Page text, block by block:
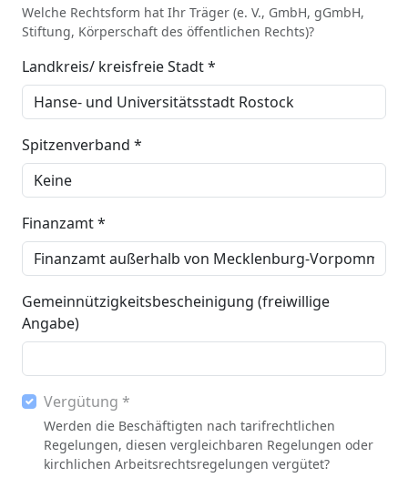
Welche Rechtsform hat Ihr Träger (e. V., GmbH, gGmbH,
Stiftung, Körperschaft des öffentlichen Rechts)?
Landkreis/ kreisfreie Stadt *
Spitzenverband *
Finanzamt *
Gemeinnützigkeitsbescheinigung (freiwillige
Angabe)
Vergütung *
Werden die Beschäftigten nach tarifrechtlichen
Regelungen, diesen vergleichbaren Regelungen oder
kirchlichen Arbeitsrechtsregelungen vergütet?